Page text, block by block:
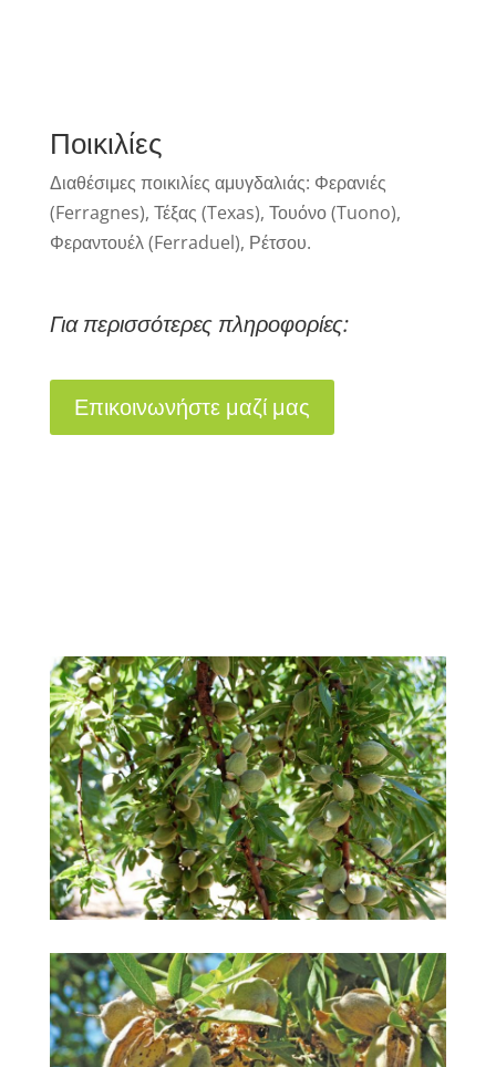
Ποικιλίες
Διαθέσιμες ποικιλίες αμυγδαλιάς: Φερανιές
(Ferragnes), Τέξας (Texas), Τουόνο (Tuono),
Φεραντουέλ (Ferraduel), Ρέτσου.
Για περισσότερες πληροφορίες:
Επικοινωνήστε μαζί μας